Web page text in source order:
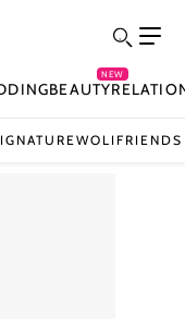
BEAUTY
NEW
WOLIFRIENDS